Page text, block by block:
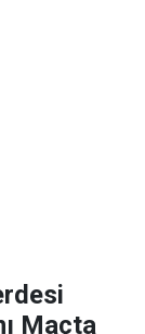
Maçta